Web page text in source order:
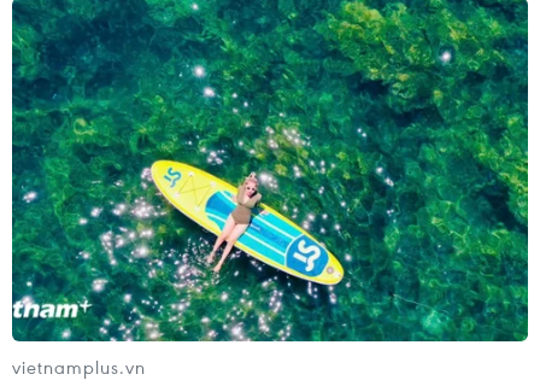
#Boeing
#vệ tinh O3b mPOWER
#Internet băng thông rộng
#quỹ đạo Trái Đất Mỹ
Theo dõi VietnamPlus
vietnamplus.vn